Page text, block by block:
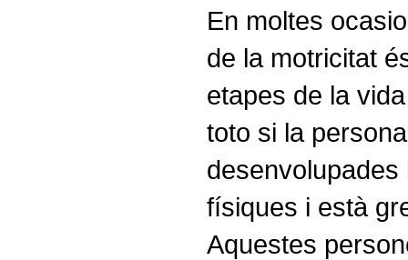
En moltes
de la motricitat
etapes de la
toto si la
físiques i està
Aquestes